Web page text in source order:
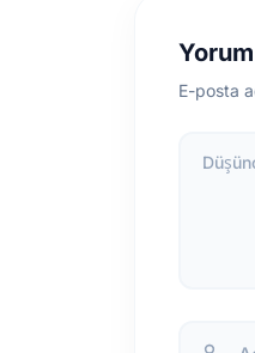
E-posta